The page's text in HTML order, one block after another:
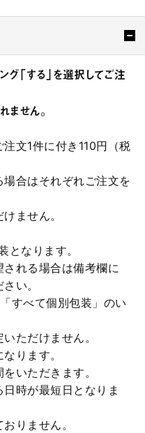
グ「する」を選択してご注
せん。
文1件に付き110円（税
場合はそれぞれご注文を
ません。
となります。
れる場合は備考欄に
い。
すべて個別包装」のい
ただけません。
ります。
いただきます。
時が最短日となりま
りません。